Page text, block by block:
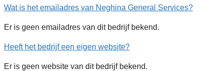
Wat is het emailadres van Neghina General Services?
Er is geen emailadres van dit bedrijf bekend.
Heeft het bedrijf een eigen website?
Er is geen website van dit bedrijf bekend.